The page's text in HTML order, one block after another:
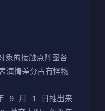
象的接触点阵图各
演情差分占有怪物
9 月 1 日推出来